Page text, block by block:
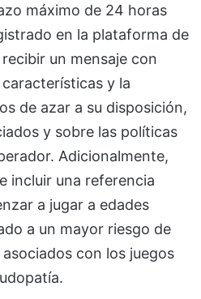
máximo de 24 horas
en la plataforma de
un mensaje con
y la
de azar a su disposición,
y sobre las políticas
Adicionalmente,
incluir una referencia
a jugar a edades
a un mayor riesgo de
con los juegos